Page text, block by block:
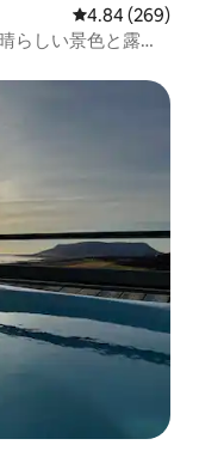
レビュー269
4.84 (269)
らしい景色と露天